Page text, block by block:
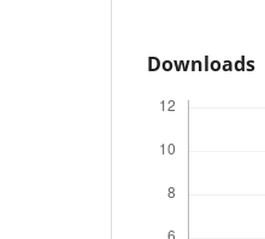
Downloads